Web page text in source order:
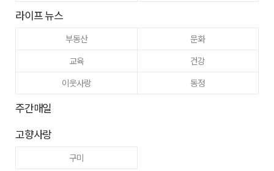
라이프 뉴스
부동산
문화
교육
건강
이웃사랑
동정
주간매일
고향사랑
구미